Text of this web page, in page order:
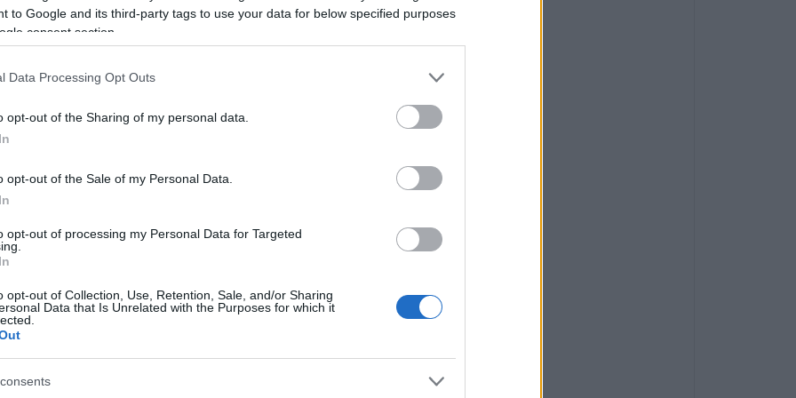
to Google and its third-party tags to use your data for below specified purposes
consent section.
Data Processing Opt Outs
opt-out of the Sharing of my personal data.
opt-out of the Sale of my Personal Data.
opt-out of processing my Personal Data for Targeted
opt-out of Collection, Use, Retention, Sale, and/or Sharing
Data that Is Unrelated with the Purposes for which it
βράχων, από το βουνό, στο κόλπο του Ναυαγίου
ζημιές παραπλέοντα σκάφη.
επισκεπτών στην παραλία αλλά και την
την διάσημη παραλία υπό το φόβο νέων